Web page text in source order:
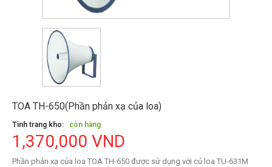
TOA TH-650(Phần phản xạ của loa)
Tình trang kho: còn hàng
1,370,000 VND
Phần phản xạ của loa TOA TH-650 được sử dụng với củ loa TU-631M